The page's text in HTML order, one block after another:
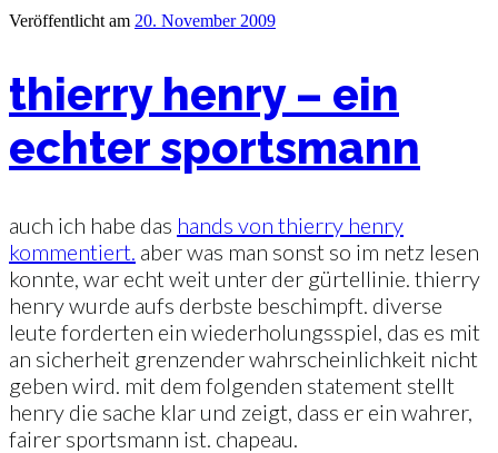
Veröffentlicht am 20. November 2009
thierry henry – ein
echter sportsmann
auch ich habe das hands von thierry henry
kommentiert. aber was man sonst so im netz lesen
konnte, war echt weit unter der gürtellinie. thierry
henry wurde aufs derbste beschimpft. diverse
leute forderten ein wiederholungsspiel, das es mit
an sicherheit grenzender wahrscheinlichkeit nicht
geben wird. mit dem folgenden statement stellt
henry die sache klar und zeigt, dass er ein wahrer,
fairer sportsmann ist. chapeau.